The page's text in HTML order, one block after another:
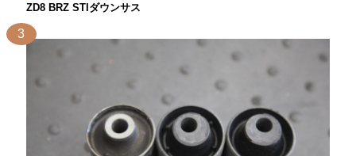
ZD8 BRZ STIダウンサス
3